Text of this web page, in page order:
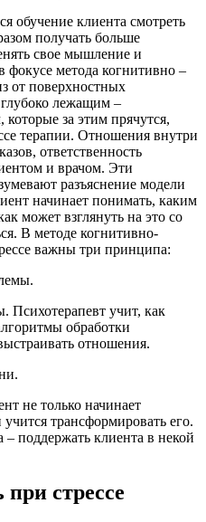
обучение клиента смотреть
получать больше
свое мышление и
фокусе метода когнитивно –
от поверхностных
лежащим –
за этим прячутся,
терапии. Отношения внутри
ответственность
и врачом. Эти
разъяснение модели
начинает понимать, каким
может взглянуть на это со
В методе когнитивно-
важны три принципа:
Психотерапевт учит, как
обработки
отношения.
не только начинает
трансформировать его.
поддержать клиента в некой
стрессе